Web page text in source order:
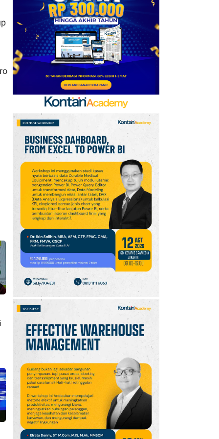
Goreng 2 Liter Mulai
Rp41.500
7
Arsenal Perpanjang
Kerja Sama dengan
Emirates hingga 2033, Ini
Detail Kemitraannya
Apa Saja Syarat
Pencairan JHT 10%? Cek
Dokumen dan Panduan
untuk Peserta BPJSTK
9
Promo Alfamart Murah
Banget 7–13 Agustus
2026, Sunlight hingga
Bebelac Diskon
10 Promo JSM Superindo
7–9 Agustus 2026,
Minyak Goreng Rp37.900
hingga Buah Diskon 50%